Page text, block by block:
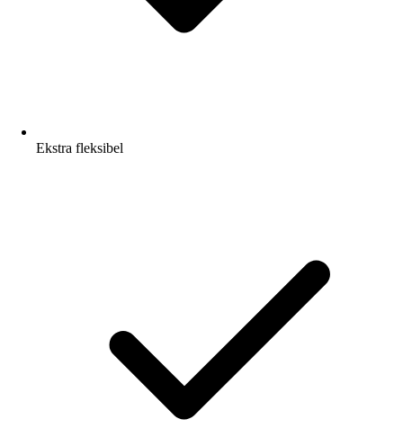
Ekstra fleksibel